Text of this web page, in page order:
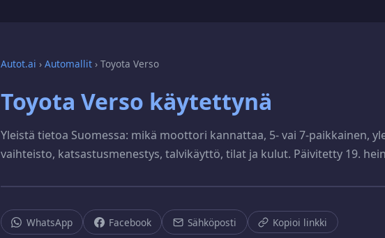
Autot.ai › Automallit › Toyota Verso
Toyota Verso käytettynä
Yleistä tietoa Suomessa: mikä moottori kannattaa, 5- vai 7-paikkainen,
vaihteisto, katsastusmenestys, talvikäyttö, tilat ja kulut. Päivitetty 19.
WhatsApp Facebook Sähköposti Kopioi linkki